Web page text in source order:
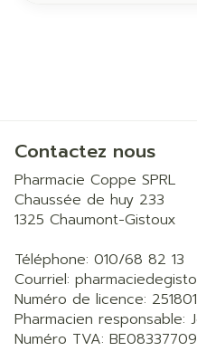
Contactez nous
Pharmacie Coppe SPRL
Chaussée de huy 233
1325 Chaumont-Gistoux
Téléphone: 010/68 82 13
Courriel:
Numéro de licence: 251801
Pharmacien responsable:
Numéro TVA: